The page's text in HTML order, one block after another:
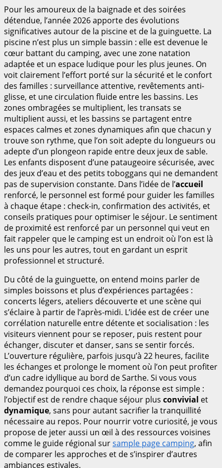
Pour les amoureux de la baignade et des soirées
détendue, l’année 2026 apporte des évolutions
significatives autour de la piscine et de la guinguette. La
piscine n’est plus un simple bassin : elle est devenue le
cœur battant du camping, avec une zone natation
adaptée et un espace ludique pour les plus jeunes. On
voit clairement l’effort porté sur la sécurité et le confort
des familles : surveillance attentive, revêtements anti-
glisse, et une circulation fluide entre les bassins. Les
zones ombragées se multiplient, les transats se
multiplient aussi, et les bassins se partagent entre
espaces calmes et zones dynamiques afin que chacun y
trouve son rythme, que l’on soit adepte du longueurs ou
adepte d’un plongeon rapide entre deux jeux de sable.
Les enfants disposent d’une pataugeoire sécurisée, avec
des jeux d’eau et des petits toboggans qui ne demandent
pas de supervision constante. Dans l’idée de l’accueil
renforcé, le personnel est formé pour guider les familles
à chaque étape : check-in, confirmation des activités, et
conseils pratiques pour optimiser le séjour. Le sentiment
de proximité est renforcé par un personnel qui veut en
fait rappeler que le camping est un endroit où l’on est là
les uns pour les autres, tout en gardant un esprit
professionnel et structuré.
Du côté de la guinguette, on entend moins parler de
simples boissons et plus d’expériences partagées :
concerts légers, ateliers découverte et une scène qui
s’éclaire à partir de l’après-midi. L’idée est de créer une
corrélation naturelle entre détente et socialisation : les
visiteurs viennent pour se reposer, puis restent pour
échanger, discuter et danser, sans se sentir forcés.
L’ouverture régulière, parfois jusqu’à 22 heures, facilite
les échanges et prolonge le moment où l’on peut profiter
d’un cadre idyllique au bord de Sarthe. Si vous vous
demandez pourquoi ces choix, la réponse est simple :
l’objectif est de rendre chaque séjour plus convivial et
dynamique, sans pour autant sacrifier la tranquillité
nécessaire au repos. Pour nourrir votre curiosité, je vous
propose de jeter aussi un œil à des ressources voisines
comme le guide régional sursample page camping, afin
de comparer les approches et de s’inspirer d’autres
ambiances estivales.